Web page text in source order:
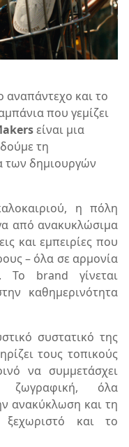
και το
που γεμίζει
είναι μια
τη
των δημιουργών
η πόλη
από ανακυκλώσιμα
και εμπειρίες που
– όλα σε αρμονία
brand γίνεται
καθημερινότητα
συστατικό της
τους τοπικούς
να συμμετάσχει
ζωγραφική, όλα
ανακύκλωση και τη
και το